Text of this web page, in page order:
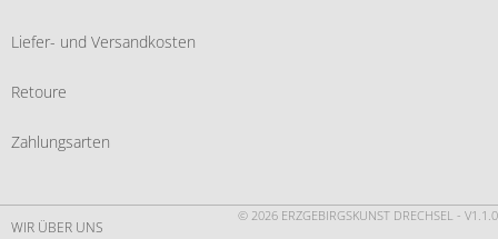
Liefer- und Versandkosten
Retoure
Zahlungsarten
© 2026 ERZGEBIRGSKUNST DRECHSEL - V1.1.0
WIR ÜBER UNS